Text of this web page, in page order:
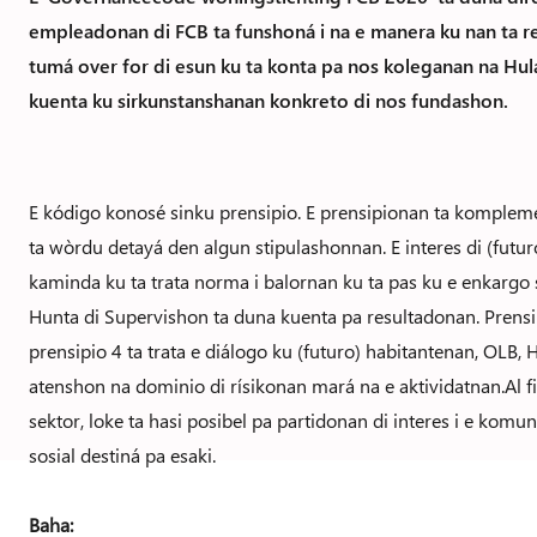
empleadonan di FCB ta funshoná i na e manera ku nan
tumá over for di esun ku ta konta pa nos koleganan na
kuenta ku sirkunstanshanan konkreto di nos fundashon.
E kódigo konosé sinku prensipio. E prensipionan ta
ta wòrdu detayá den algun stipulashonnan. E interes di
kaminda ku ta trata norma i balornan ku ta pas ku e
Hunta di Supervishon ta duna kuenta pa resultadonan.
prensipio 4 ta trata e diálogo ku (futuro) habitantenan,
atenshon na dominio di rísikonan mará na e aktividatnan.Al
sektor, loke ta hasi posibel pa partidonan di interes i e
sosial destiná pa esaki.
Baha: